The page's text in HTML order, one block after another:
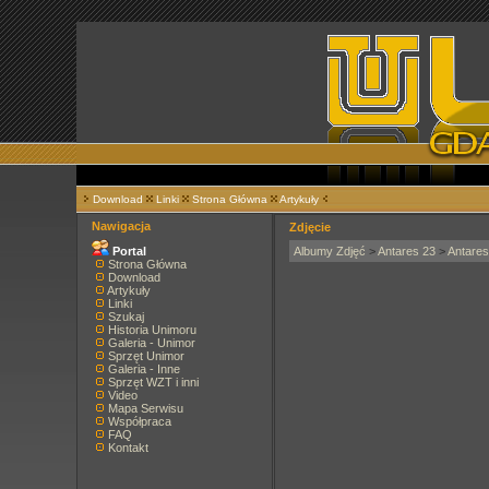
Download Linki Strona Główna Artykuły
Nawigacja
Portal
Strona Główna
Download
Artykuły
Linki
Szukaj
Historia Unimoru
Galeria - Unimor
Sprzęt Unimor
Galeria - Inne
Sprzęt WZT i inni
Video
Mapa Serwisu
Współpraca
FAQ
Kontakt
Zdjęcie
Albumy Zdjęć >Antares 23 >